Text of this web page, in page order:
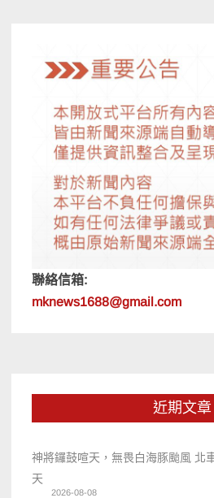
聯絡信箱:
mknews1688@gmail.com
近期文章
神將鑼鼓喧天，無畏白海豚颱風 北
天
2026-08-08